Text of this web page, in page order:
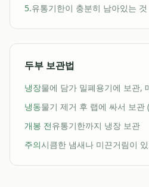
5.유통기한이 충분히 남아있는 것
두부 보관법
냉장물에 담가 밀폐용기에 보관,
냉동물기 제거 후 랩에 싸서 보관
개봉 전유통기한까지 냉장 보관
주의시큼한 냄새나 미끈거림이